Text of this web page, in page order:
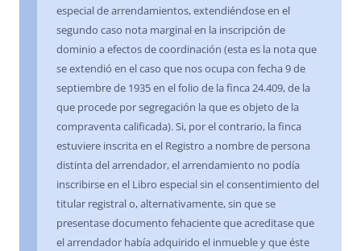
especial de arrendamientos, extendiéndose en el
segundo caso nota marginal en la inscripción de
dominio a efectos de coordinación (esta es la nota que
se extendió en el caso que nos ocupa con fecha 9 de
septiembre de 1935 en el folio de la finca 24.409, de la
que procede por segregación la que es objeto de la
compraventa calificada). Si, por el contrario, la finca
estuviere inscrita en el Registro a nombre de persona
distinta del arrendador, el arrendamiento no podía
inscribirse en el Libro especial sin el consentimiento del
titular registral o, alternativamente, sin que se
presentase documento fehaciente que acreditase que
el arrendador había adquirido el inmueble y que éste